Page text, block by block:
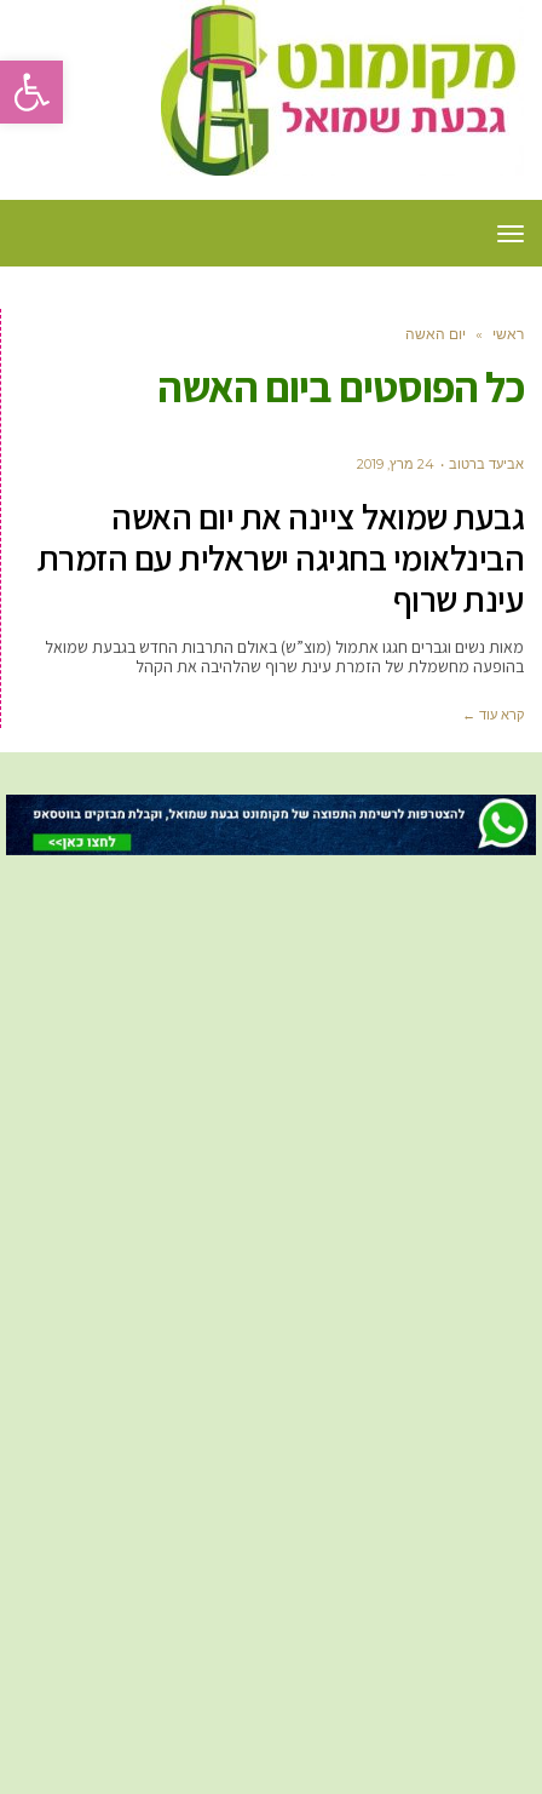
פתח
תפריט
ראשי » יום האשה
כל הפוסטים ביום האשה
אביעד ברטוב 24 מרץ, 2019
גבעת שמואל ציינה את יום האשה
הבינלאומי בחגיגה ישראלית עם הזמרת
עינת שרוף
מאות נשים וגברים חגגו אתמול (מוצ”ש) באולם התרבות החדש בגבעת שמואל
בהופעה מחשמלת של הזמרת עינת שרוף שהלהיבה את הקהל
קרא עוד ←